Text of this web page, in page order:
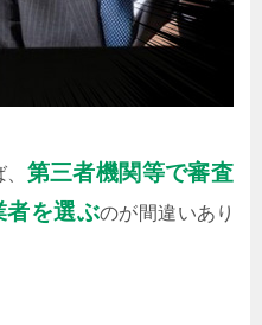
第三者機関等で審査
者を選ぶのが間違いあり